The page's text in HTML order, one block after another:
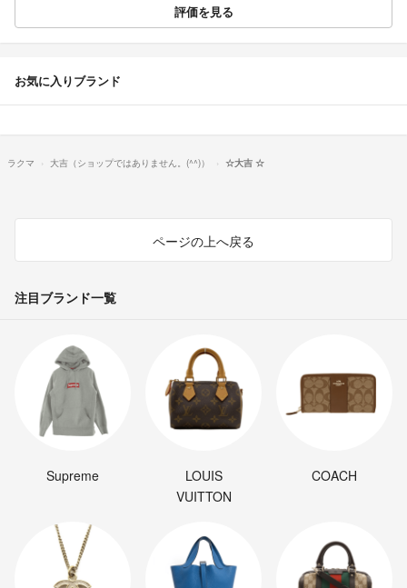
評価を見る
お気に入りブランド
ラクマ 大吉（ショップではありません。(^^)） ☆大吉 ☆
ページの上へ戻る
注目ブランド一覧
Supreme
LOUIS
VUITTON
COACH